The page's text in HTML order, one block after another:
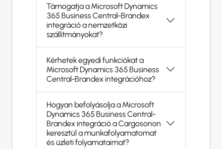
Támogatja a Microsoft Dynamics
365 Business Central-Brandex
integráció a nemzetközi
szállítmányokat?
Kérhetek egyedi funkciókat a
Microsoft Dynamics 365 Business
Central-Brandex integrációhoz?
Hogyan befolyásolja a Microsoft
Dynamics 365 Business Central-
Brandex integráció a Cargosonon
keresztül a munkafolyamatomat
és üzleti folyamataimat?